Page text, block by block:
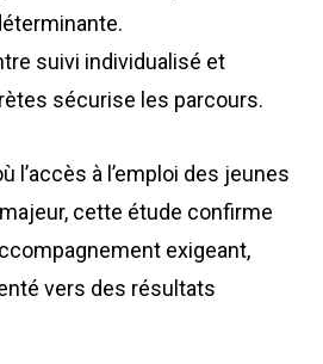
suivi individualisé et
sécurise les parcours.
l’accès à l’emploi des jeunes
cette étude confirme
exigeant,
vers des résultats